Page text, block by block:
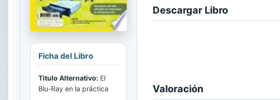
Ficha del Libro
Titulo Alternativo: El
Blu-Ray en la práctica
Descargar Libro
Valoración